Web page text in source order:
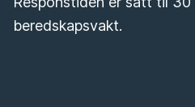
beredskapsvakt.